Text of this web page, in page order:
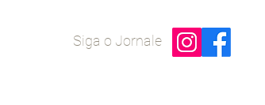
Siga o Jornale